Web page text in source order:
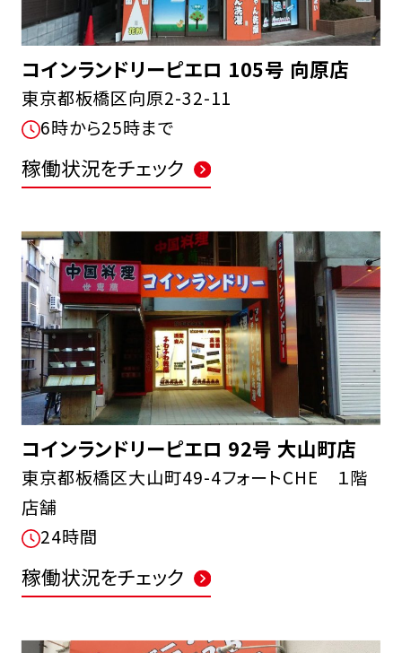
コインランドリーピエロ 105号 向原店
東京都板橋区向原2-32-11
6時から25時まで
稼働状況をチェック
コインランドリーピエロ 92号 大山町店
東京都板橋区大山町49-4フォートCHE １階
店舗
24時間
稼働状況をチェック